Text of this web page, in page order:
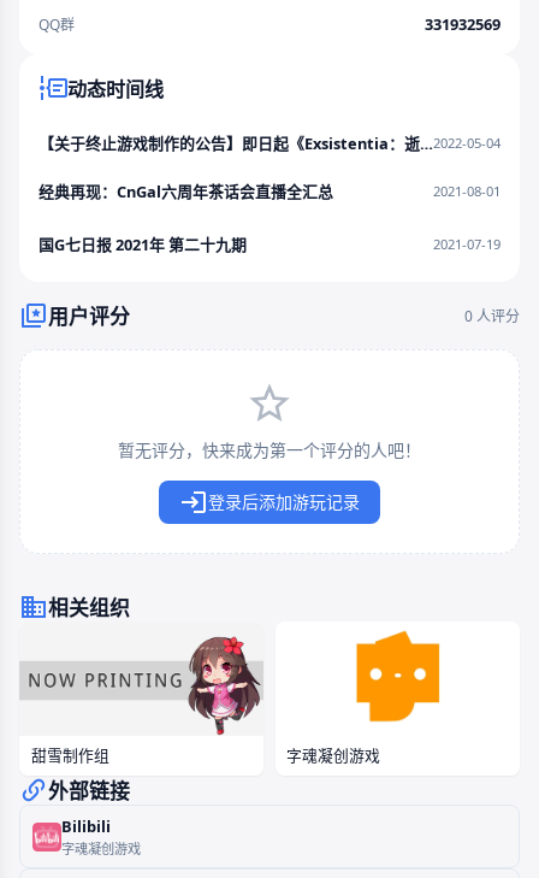
动态时间线
【关于终止游戏制作的公告】即日起《Exsistentia：逝夏》将终止一切开发2022-05-04
经典再现：CnGal六周年茶话会直播全汇总 2021-08-01
国G七日报 2021年 第二十九期 2021-07-19
相关组织
甜雪制作组 字魂凝创游戏
用户评分 0 人评分
暂无评分，快来成为第一个评分的人吧！
登录后添加游玩记录
QQ群 331932569
外部链接
Bilibili
字魂凝创游戏